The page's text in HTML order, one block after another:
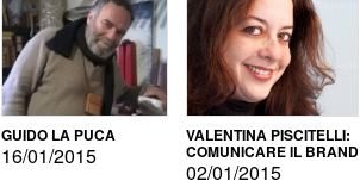
GUIDO LA PUCA
16/01/2015
VALENTINA PISCITELLI:
COMUNICARE IL BRAND
02/01/2015